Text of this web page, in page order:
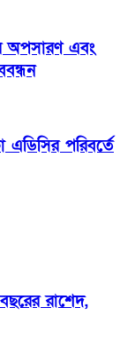
অপসারণ এবং
এডিসির পরিবর্তে
রাশেদ,